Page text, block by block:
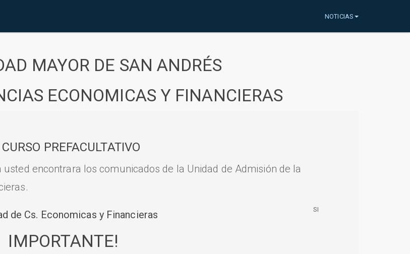
NOTICIAS
MAYOR DE SAN ANDRÉS
ECONOMICAS Y FINANCIERAS
CURSO PREFACULTATIVO
encontrara los comunicados de la Unidad de Admisión de la
de Cs. Economicas y Financieras
IMPORTANTE!
SI